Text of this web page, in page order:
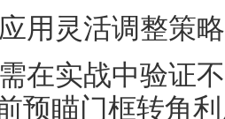
用灵活调整策略
在实战中验证
预瞄门框转角